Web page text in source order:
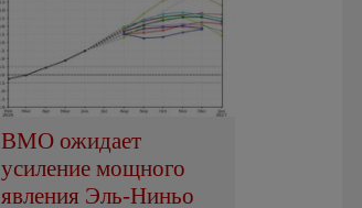
ВМО ожидает
усиление мощного
явления Эль-Ниньо